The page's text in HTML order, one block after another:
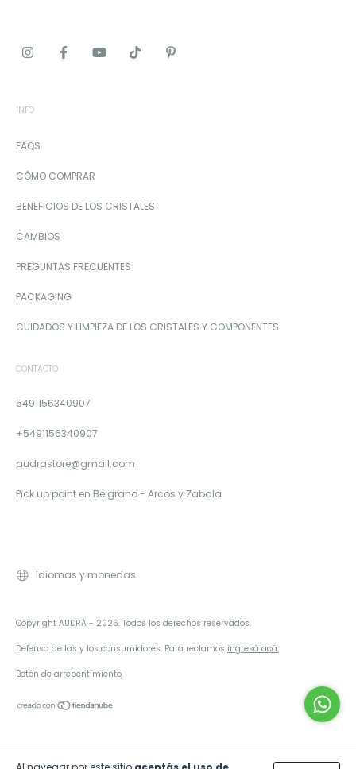
INFO
FAQS
CÓMO COMPRAR
BENEFICIOS DE LOS CRISTALES
CAMBIOS
PREGUNTAS FRECUENTES
PACKAGING
CUIDADOS Y LIMPIEZA DE LOS CRISTALES Y COMPONENTES
CONTACTO
5491156340907
+5491156340907
audrastore@gmail.com
Pick up point en Belgrano - Arcos y Zabala
Idiomas y monedas
Copyright AUDRA - 2026. Todos los derechos reservados.
Defensa de las y los consumidores. Para reclamos ingresá acá.
Botón de arrepentimiento